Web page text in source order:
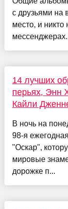
с друзьями на
место, и никто
14 лучших
перьях, Энн
Кайли
В ночь на
98-я
"Оскар",
мировые
дорожке п...